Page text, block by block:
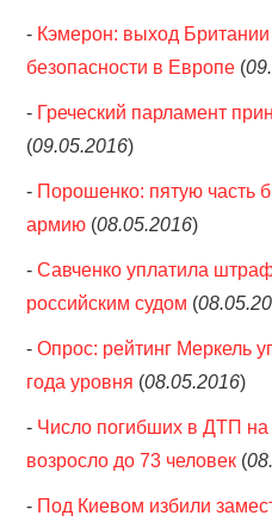
- Кэмерон: выход
безопасности в Европе (
- Греческий парламент
(09.05.2016)
- Порошенко: пятую часть
армию (08.05.2016)
-Савченко уплатила
российским судом (
-Опрос: рейтинг Меркель
года уровня (08.05.2016)
- Число погибших в ДТП на
возросло до 73 человек (
- Под Киевом избили